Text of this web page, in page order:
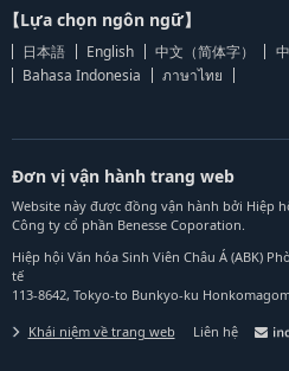
【Lựa chọn ngôn ngữ】
日本語 English 中文（简体字）
Bahasa Indonesia
ภาษาไทย
Đơn vị vận hành trang web
Website này được đồng vận hành bởi Hiệp
Công ty cổ phần Benesse Coporation.
Hiệp hội Văn hóa Sinh Viên Châu Á (ABK)
tế
113-8642, Tokyo-to Bunkyo-ku
Khái niệm về trang web Liên hệ